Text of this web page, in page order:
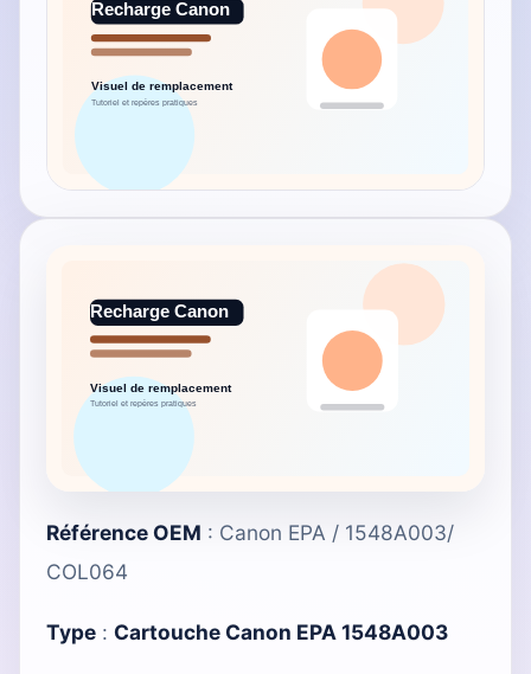
Référence OEM : Canon EPA / 1548A003/
COL064
Type : Cartouche Canon EPA 1548A003